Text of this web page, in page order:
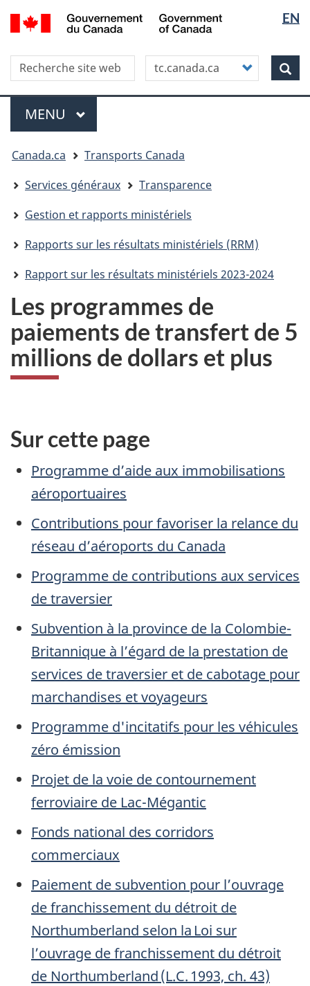
Aller
au
principal
Skip
to
this
site"
Passer
à
version
HTML
simplifiée
la
langue
EN
Canada
Search this site
Customize
your
search
Menu
MENU PRINCIPAL
êtes
ici
Canada.ca
Transports Canada
Services généraux
Transparence
Gestion et rapports ministériels
Rapports sur les résultats ministériels (RRM)
Rapport sur les résultats ministériels 2023-2024
Les programmes de
paiements de transfert de 5
millions de dollars et plus
Sur cette page
Programme d’aide aux immobilisations
aéroportuaires
Contributions pour favoriser la relance du
réseau d’aéroports du Canada
Programme de contributions aux services
de traversier
Subvention à la province de la Colombie-
Britannique à l’égard de la prestation de
services de traversier et de cabotage pour
marchandises et voyageurs
Programme d'incitatifs pour les véhicules
zéro émission
Projet de la voie de contournement
ferroviaire de Lac-Mégantic
Fonds national des corridors
commerciaux
Paiement de subvention pour l’ouvrage
de franchissement du détroit de
Northumberland selon la Loi sur
l’ouvrage de franchissement du détroit
de Northumberland (L.C. 1993, ch. 43)